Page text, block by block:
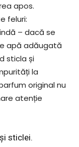
apos.
feluri:
– dacă se
apă adăugată
sticla și
la
original nu
atenție
sticlei.